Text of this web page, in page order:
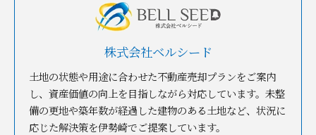
株式会社ベルシード
土地の状態や用途に合わせた不動産売却プランをご案内
し、資産価値の向上を目指しながら対応しています。未整
備の更地や築年数が経過した建物のある土地など、状況に
応じた解決策を伊勢崎でご提案しています。